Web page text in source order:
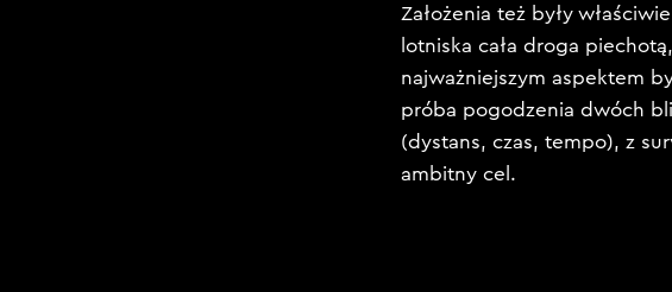
Założenia też były
lotniska cała droga
najważniejszym aspektem
próba pogodzenia dwóch
(dystans, czas, tempo), z
ambitny cel.